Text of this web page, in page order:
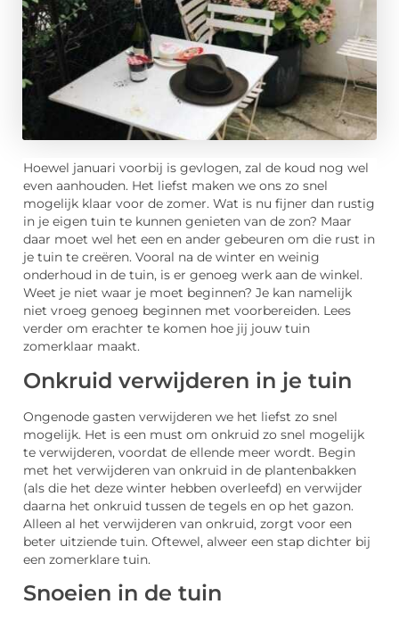
Hoewel januari voorbij is gevlogen, zal de koud nog wel
even aanhouden. Het liefst maken we ons zo snel
mogelijk klaar voor de zomer. Wat is nu fijner dan rustig
in je eigen tuin te kunnen genieten van de zon? Maar
daar moet wel het een en ander gebeuren om die rust in
je tuin te creëren. Vooral na de winter en weinig
onderhoud in de tuin, is er genoeg werk aan de winkel.
Weet je niet waar je moet beginnen? Je kan namelijk
niet vroeg genoeg beginnen met voorbereiden. Lees
verder om erachter te komen hoe jij jouw tuin
zomerklaar maakt.
Onkruid verwijderen in je tuin
Ongenode gasten verwijderen we het liefst zo snel
mogelijk. Het is een must om onkruid zo snel mogelijk
te verwijderen, voordat de ellende meer wordt. Begin
met het verwijderen van onkruid in de plantenbakken
(als die het deze winter hebben overleefd) en verwijder
daarna het onkruid tussen de tegels en op het gazon.
Alleen al het verwijderen van onkruid, zorgt voor een
beter uitziende tuin. Oftewel, alweer een stap dichter bij
een zomerklare tuin.
Snoeien in de tuin